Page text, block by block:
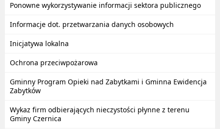
Ponowne wykorzystywanie informacji sektora publicznego
Informacje dot. przetwarzania danych osobowych
Inicjatywa lokalna
Ochrona przeciwpożarowa
Gminny Program Opieki nad Zabytkami i Gminna Ewidencja
Zabytków
Wykaz firm odbierających nieczystości płynne z terenu
Gminy Czernica